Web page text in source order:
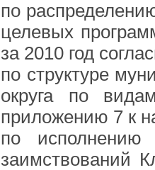
по
целевых
за 2010 год
по структуре
округа по
приложению 7 к
по исполнению
заимствований